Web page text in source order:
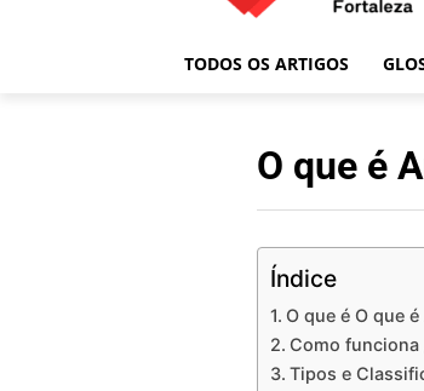
TODOS OS ARTIGOS
O que é
Índice
O que é O que
Como
Tipos e